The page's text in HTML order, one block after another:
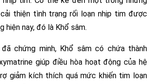
thiện tình trạng rối loạn nhịp tim được
hiện nay, đó là Khổ sâm.
đã chứng minh, Khổ sâm có chứa thành
giúp điều hòa hoạt động của hệ
giảm kích thích quá mức khiến tim loạn